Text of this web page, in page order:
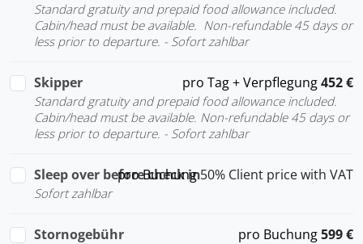
Standard gratuity and prepaid food allowance included.
Cabin/head must be available. Non-refundable 45 days or
less prior to departure. - Sofort zahlbar
Skipper
Standard gratuity and prepaid food allowance included.
Cabin/head must be available. Non-refundable 45 days or
less prior to departure. - Sofort zahlbar
pro Tag + Verpflegung452 €
Sleep over before check in
Sofort zahlbar
pro Buchung 50% Client price with VAT
Stornogebühr pro Buchung599 €